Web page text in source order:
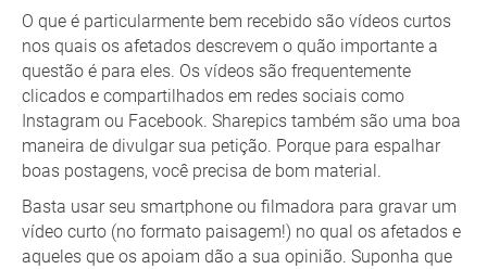
O que é particularmente bem recebido são vídeos curtos
nos quais os afetados descrevem o quão importante a
questão é para eles. Os vídeos são frequentemente
clicados e compartilhados em redes sociais como
Instagram ou Facebook. Sharepics também são uma boa
maneira de divulgar sua petição. Porque para espalhar
boas postagens, você precisa de bom material.
Basta usar seu smartphone ou filmadora para gravar um
vídeo curto (no formato paisagem!) no qual os afetados e
aqueles que os apoiam dão a sua opinião. Suponha que